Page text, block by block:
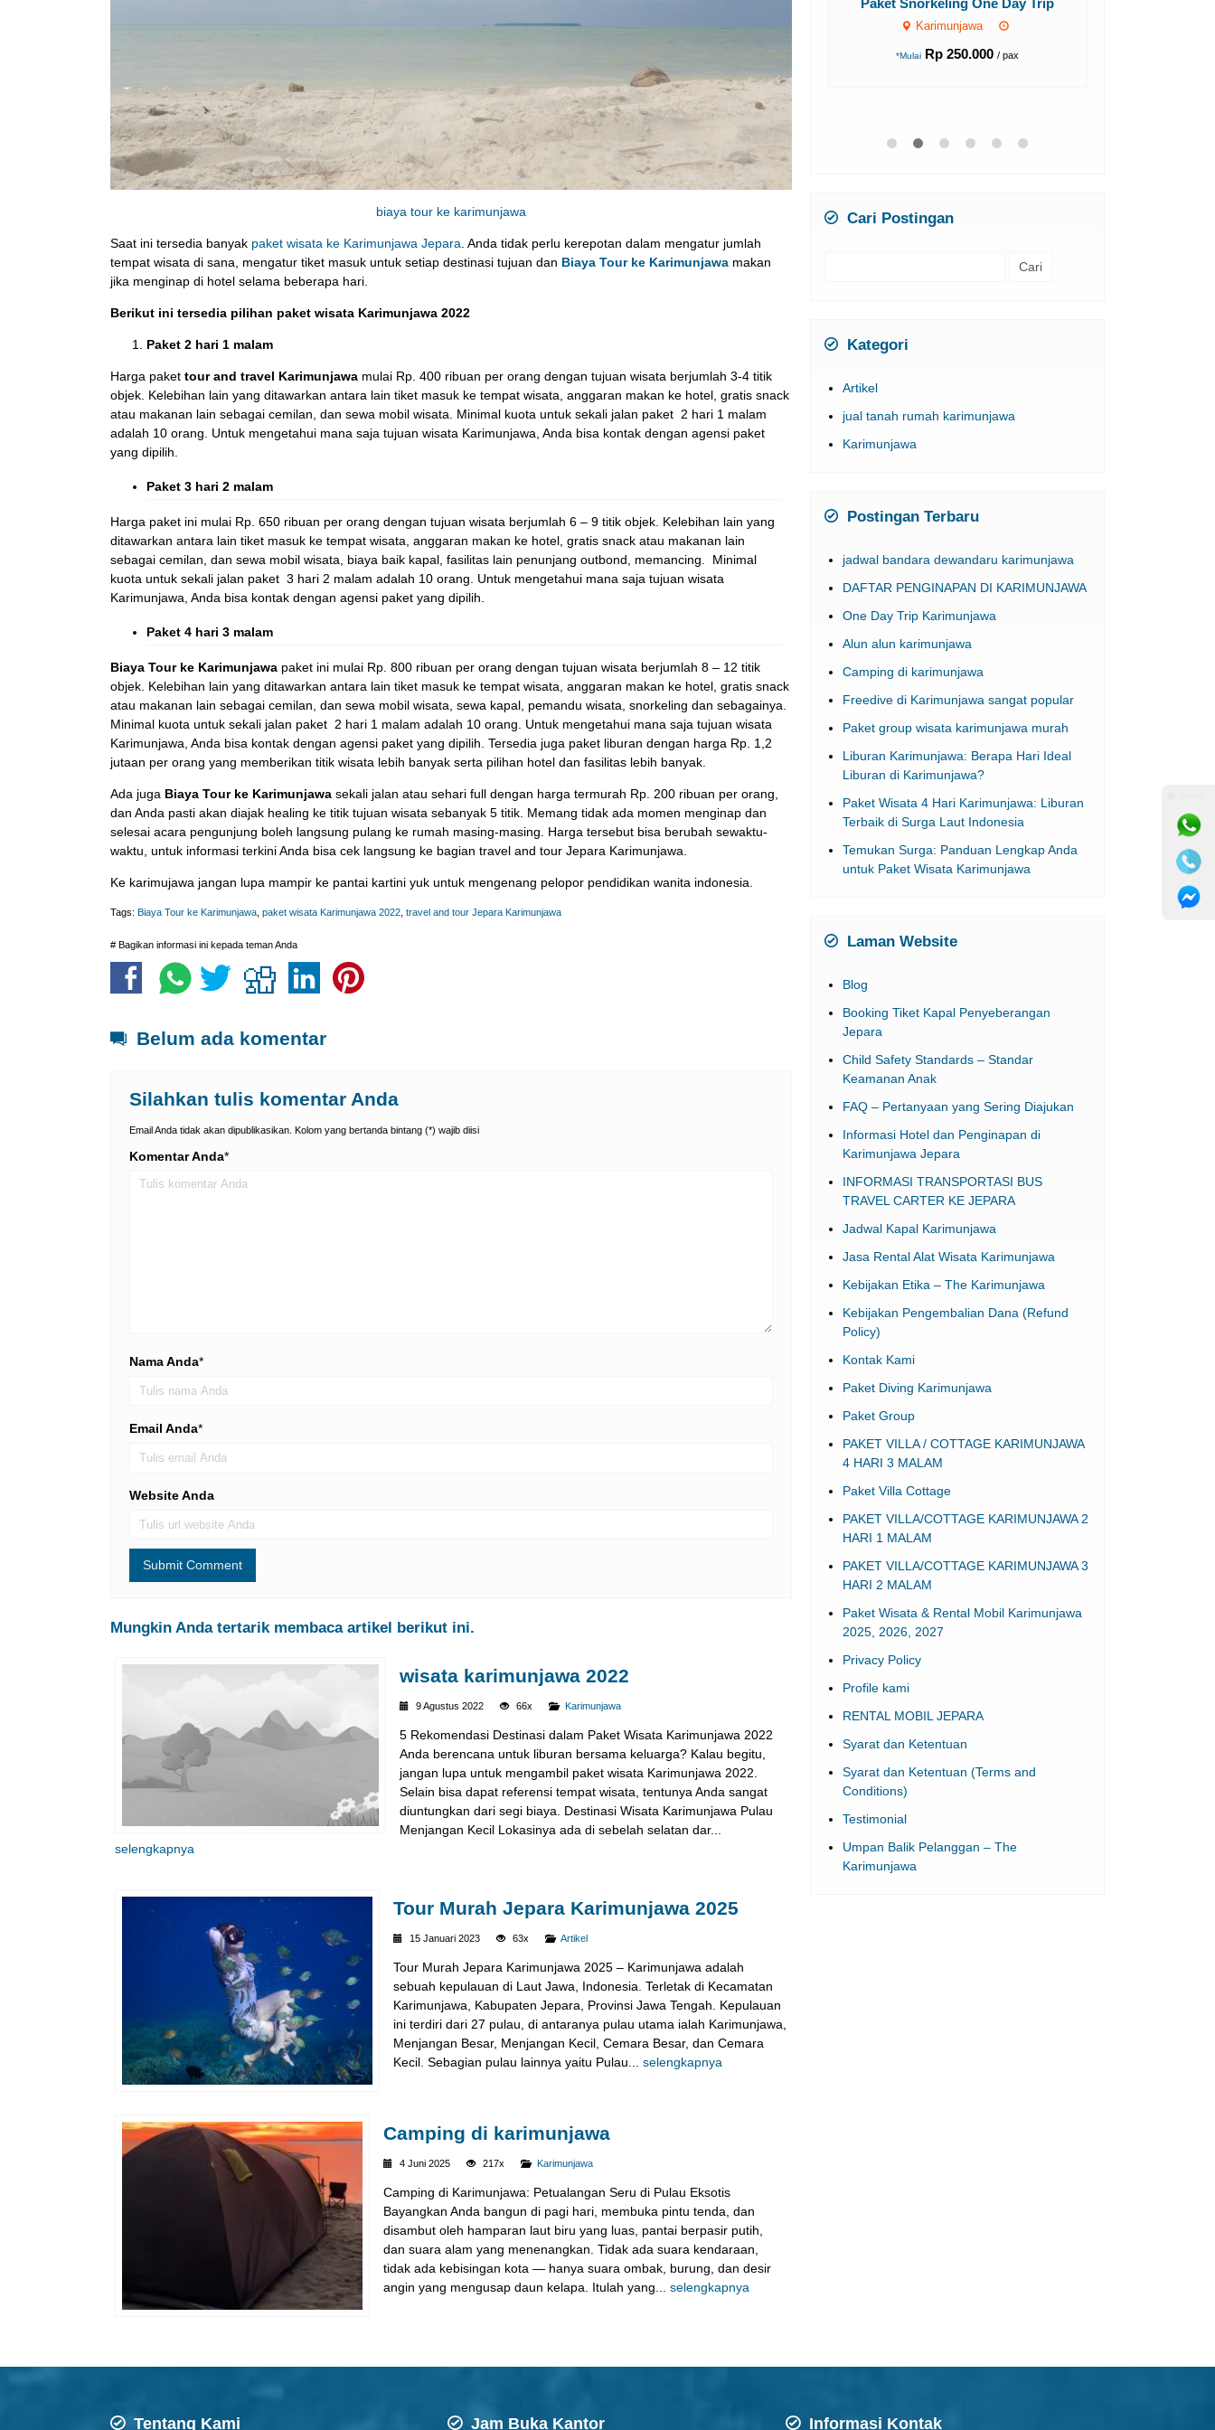
biaya tour ke karimunjawa
Saat ini tersedia banyak paket wisata ke Karimunjawa Jepara . Anda tidak perlu kerepotan dalam mengatur jumlah
tempat wisata di sana, mengatur tiket masuk untuk setiap destinasi tujuan dan Biaya Tour ke Karimunjawa makan
jika menginap di hotel selama beberapa hari.
Berikut ini tersedia pilihan paket wisata Karimunjawa 2022
Paket 2 hari 1 malam
Harga paket tour and travel Karimunjawa mulai Rp. 400 ribuan per orang dengan tujuan wisata berjumlah 3-4 titik
objek. Kelebihan lain yang ditawarkan antara lain tiket masuk ke tempat wisata, anggaran makan ke hotel, gratis snack
atau makanan lain sebagai cemilan, dan sewa mobil wisata. Minimal kuota untuk sekali jalan paket 2 hari 1 malam
adalah 10 orang. Untuk mengetahui mana saja tujuan wisata Karimunjawa, Anda bisa kontak dengan agensi paket
yang dipilih.
Paket 3 hari 2 malam
Harga paket ini mulai Rp. 650 ribuan per orang dengan tujuan wisata berjumlah 6 – 9 titik objek. Kelebihan lain yang
ditawarkan antara lain tiket masuk ke tempat wisata, anggaran makan ke hotel, gratis snack atau makanan lain
sebagai cemilan, dan sewa mobil wisata, biaya baik kapal, fasilitas lain penunjang outbond, memancing. Minimal
kuota untuk sekali jalan paket 3 hari 2 malam adalah 10 orang. Untuk mengetahui mana saja tujuan wisata
Karimunjawa, Anda bisa kontak dengan agensi paket yang dipilih.
Paket 4 hari 3 malam
Biaya Tour ke Karimunjawa paket ini mulai Rp. 800 ribuan per orang dengan tujuan wisata berjumlah 8 – 12 titik
objek. Kelebihan lain yang ditawarkan antara lain tiket masuk ke tempat wisata, anggaran makan ke hotel, gratis snack
atau makanan lain sebagai cemilan, dan sewa mobil wisata, sewa kapal, pemandu wisata, snorkeling dan sebagainya.
Minimal kuota untuk sekali jalan paket 2 hari 1 malam adalah 10 orang. Untuk mengetahui mana saja tujuan wisata
Karimunjawa, Anda bisa kontak dengan agensi paket yang dipilih. Tersedia juga paket liburan dengan harga Rp. 1,2
jutaan per orang yang memberikan titik wisata lebih banyak serta pilihan hotel dan fasilitas lebih banyak.
Ada juga Biaya Tour ke Karimunjawa sekali jalan atau sehari full dengan harga termurah Rp. 200 ribuan per orang,
dan Anda pasti akan diajak healing ke titik tujuan wisata sebanyak 5 titik. Memang tidak ada momen menginap dan
selesai acara pengunjung boleh langsung pulang ke rumah masing-masing. Harga tersebut bisa berubah sewaktu-
waktu, untuk informasi terkini Anda bisa cek langsung ke bagian travel and tour Jepara Karimunjawa.
Ke karimujawa jangan lupa mampir ke pantai kartini yuk untuk mengenang pelopor pendidikan wanita indonesia.
Tags: Biaya Tour ke Karimunjawa paket wisata Karimunjawa 2022 travel and tour Jepara Karimunjawa
# Bagikan informasi ini kepada teman Anda
Belum ada komentar
Silahkan tulis komentar Anda
Email Anda tidak akan dipublikasikan. Kolom yang bertanda bintang (*) wajib diisi
Komentar Anda*
Nama Anda*
Email Anda*
Website Anda
Mungkin Anda tertarik membaca artikel berikut ini.
wisata karimunjawa 2022
9 Agustus 2022 66x Karimunjawa
5 Rekomendasi Destinasi dalam Paket Wisata Karimunjawa 2022
Anda berencana untuk liburan bersama keluarga? Kalau begitu,
jangan lupa untuk mengambil paket wisata Karimunjawa 2022.
Selain bisa dapat referensi tempat wisata, tentunya Anda sangat
diuntungkan dari segi biaya. Destinasi Wisata Karimunjawa Pulau
Menjangan Kecil Lokasinya ada di sebelah selatan dar...
selengkapnya
Tour Murah Jepara Karimunjawa 2025
15 Januari 2023 63x Artikel
Tour Murah Jepara Karimunjawa 2025 – Karimunjawa adalah
sebuah kepulauan di Laut Jawa, Indonesia. Terletak di Kecamatan
Karimunjawa, Kabupaten Jepara, Provinsi Jawa Tengah. Kepulauan
ini terdiri dari 27 pulau, di antaranya pulau utama ialah Karimunjawa,
Menjangan Besar, Menjangan Kecil, Cemara Besar, dan Cemara
Kecil. Sebagian pulau lainnya yaitu Pulau... selengkapnya
Camping di karimunjawa
4 Juni 2025 217x Karimunjawa
Camping di Karimunjawa: Petualangan Seru di Pulau Eksotis
Bayangkan Anda bangun di pagi hari, membuka pintu tenda, dan
disambut oleh hamparan laut biru yang luas, pantai berpasir putih,
dan suara alam yang menenangkan. Tidak ada suara kendaraan,
tidak ada kebisingan kota — hanya suara ombak, burung, dan desir
angin yang mengusap daun kelapa. Itulah yang... selengkapnya
*Mulai Rp 600.000 / pax
Paket Snorkeling One Day Trip
Karimunjawa
*Mulai Rp 250.000 / pax
Cari
jual tanah rumah karimunjawa
Karimunjawa
jadwal bandara dewandaru karimunjawa
DAFTAR PENGINAPAN DI KARIMUNJAWA
One Day Trip Karimunjawa
Alun alun karimunjawa
Camping di karimunjawa
Freedive di Karimunjawa sangat popular
Paket group wisata karimunjawa murah
Liburan Karimunjawa: Berapa Hari Ideal
Paket Wisata 4 Hari Karimunjawa: Liburan
Temukan Surga: Panduan Lengkap Anda
Booking Tiket Kapal Penyeberangan
Child Safety Standards – Standar
FAQ – Pertanyaan yang Sering Diajukan
Informasi Hotel dan Penginapan di
INFORMASI TRANSPORTASI BUS
Jadwal Kapal Karimunjawa
Jasa Rental Alat Wisata Karimunjawa
Kebijakan Etika – The Karimunjawa
Kebijakan Pengembalian Dana (Refund
Kontak Kami
Paket Diving Karimunjawa
Paket Group
PAKET VILLA / COTTAGE KARIMUNJAWA
Paket Villa Cottage
PAKET VILLA/COTTAGE KARIMUNJAWA 2
PAKET VILLA/COTTAGE KARIMUNJAWA 3
Paket Wisata & Rental Mobil Karimunjawa
Privacy Policy
Profile kami
RENTAL MOBIL JEPARA
Syarat dan Ketentuan
Syarat dan Ketentuan (Terms and
Testimonial
Umpan Balik Pelanggan – The
Tentang Kami Jam Buka Kantor Informasi Kontak